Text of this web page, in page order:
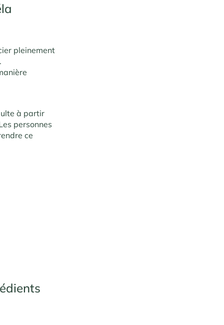
pleinement
à partir
personnes
ce